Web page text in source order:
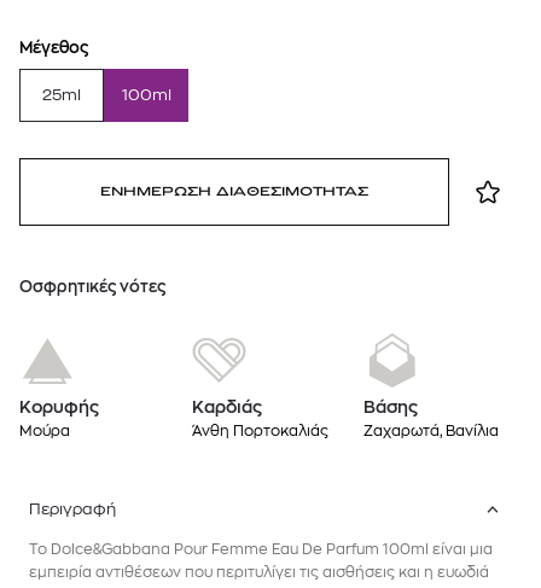
Μέγεθος
25ml 100ml
ΕΝΗΜΕΡΩΣΗ ΔΙΑΘΕΣΙΜΟΤΗΤΑΣ
Oσφρητικές νότες
Κορυφής
Μούρα
Καρδιάς
Άνθη Πορτοκαλιάς
Βάσης
Ζαχαρωτά, Βανίλια
Περιγραφή
Το Dolce&Gabbana Pour Femme Eau De Parfum 100ml είναι μια
εμπειρία αντιθέσεων που περιτυλίγει τις αισθήσεις και η ευωδιά